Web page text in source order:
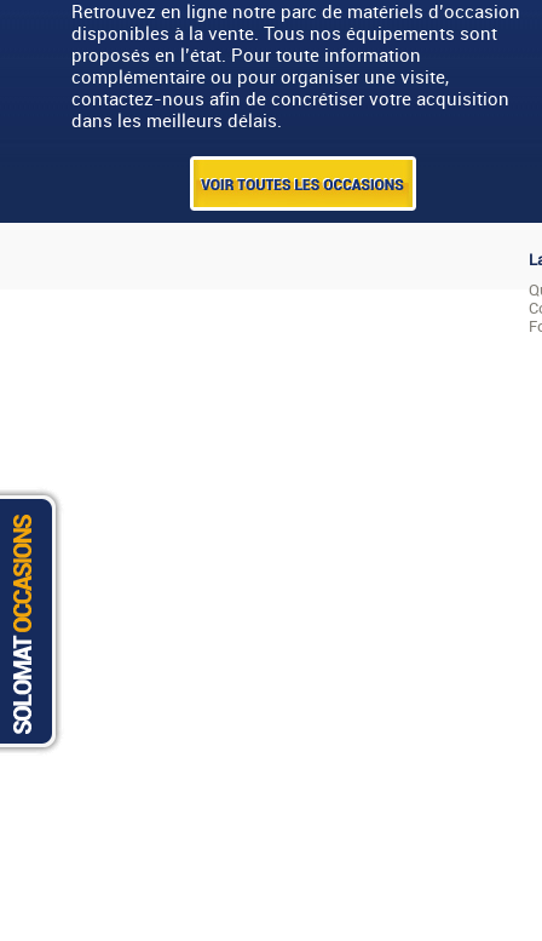
Retrouvez en ligne notre parc de matériels d’occasion
disponibles à la vente. Tous nos équipements sont
proposés en l’état. Pour toute information
complémentaire ou pour organiser une visite,
contactez-nous afin de concrétiser votre acquisition
dans les meilleurs délais.